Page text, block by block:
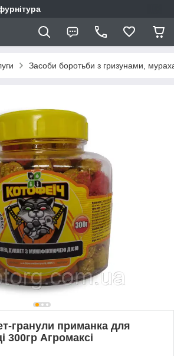
Засоби боротьби з гризунами,
гранули приманка для
300гр Агромаксі